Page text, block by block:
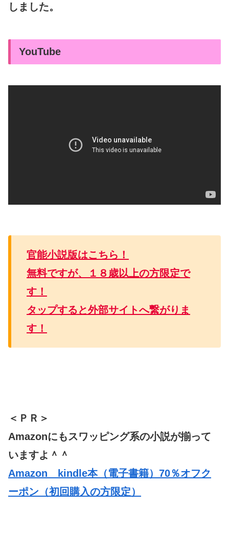
しました。
YouTube
官能小説版はこちら！
無料ですが、１８歳以上の方限定で
す！
タップすると外部サイトへ繋がりま
す！
＜ＰＲ＞
Amazonにもスワッピング系の小説が揃って
いますよ＾＾
Amazon kindle本（電子書籍）70％オフク
ーポン（初回購入の方限定）